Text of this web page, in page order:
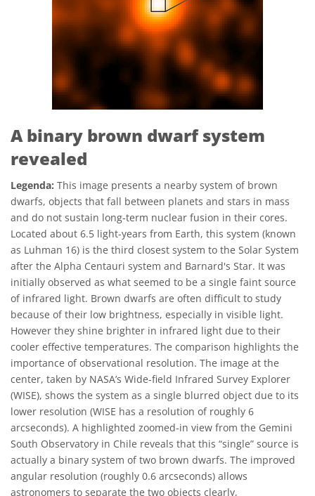
A binary brown dwarf system
revealed
Legenda: This image presents a nearby system of brown
dwarfs, objects that fall between planets and stars in mass
and do not sustain long-term nuclear fusion in their cores.
Located about 6.5 light-years from Earth, this system (known
as Luhman 16) is the third closest system to the Solar System
after the Alpha Centauri system and Barnard's Star. It was
initially observed as what seemed to be a single faint source
of infrared light. Brown dwarfs are often difficult to study
because of their low brightness, especially in visible light.
However they shine brighter in infrared light due to their
cooler effective temperatures. The comparison highlights the
importance of observational resolution. The image at the
center, taken by NASA’s Wide-field Infrared Survey Explorer
(WISE), shows the system as a single blurred object due to its
lower resolution (WISE has a resolution of roughly 6
arcseconds). A highlighted zoomed-in view from the Gemini
South Observatory in Chile reveals that this “single” source is
actually a binary system of two brown dwarfs. The improved
angular resolution (roughly 0.6 arcseconds) allows
astronomers to separate the two objects clearly,